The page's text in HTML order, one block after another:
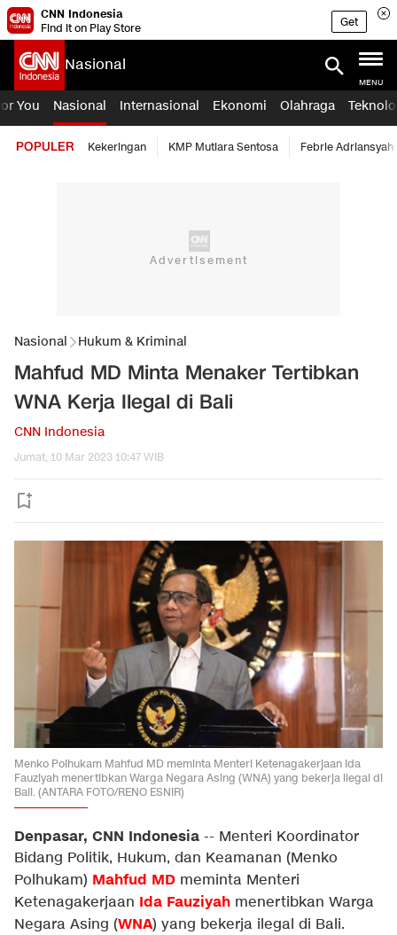
CNN Indonesia
Find it on Play Store
Get
Nasional
MENU
You Nasional Internasional Ekonomi Olahraga
POPULER Kekeringan KMP Mutiara Sentosa Febrie Adriansyah
Nasional Hukum & Kriminal
Mahfud MD Minta Menaker Tertibkan
WNA Kerja Ilegal di Bali
CNN Indonesia
Jumat, 10 Mar 2023 10:47 WIB
Menko Polhukam Mahfud MD meminta Menteri Ketenagakerjaan Ida
Fauziyah menertibkan Warga Negara Asing (WNA) yang bekerja ilegal di
Bali. (ANTARA FOTO/RENO ESNIR)
Denpasar, CNN Indonesia -- Menteri Koordinator
Bidang Politik, Hukum, dan Keamanan (Menko
Polhukam) Mahfud MD meminta Menteri
Ketenagakerjaan Ida Fauziyah menertibkan Warga
Negara Asing (WNA) yang bekerja ilegal di Bali.